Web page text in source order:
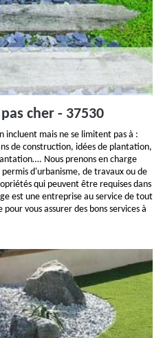
cher - 37530
incluent mais ne se limitent pas à :
de construction, idées de plantation,
Nous prenons en charge
d'urbanisme, de travaux ou de
qui peuvent être requises dans
est une entreprise au service de tout
vous assurer des bons services à